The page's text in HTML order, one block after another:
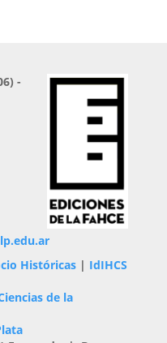
-
Históricas | IdIHCS
de la